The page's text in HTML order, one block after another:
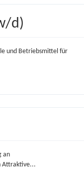
d)
und Betriebsmittel für
an
Attraktive...